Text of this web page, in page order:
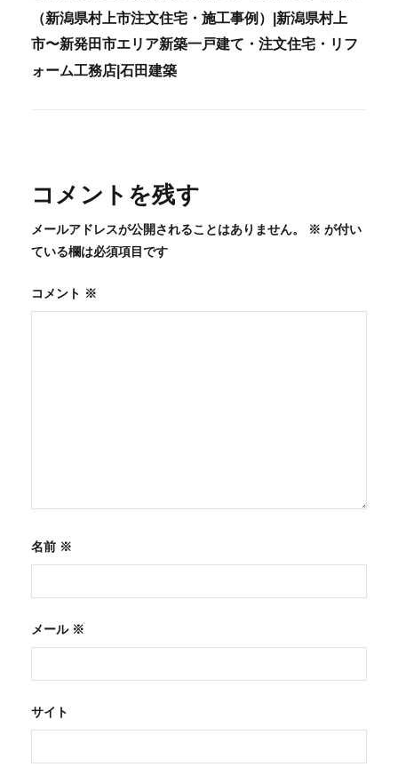
投
稿
シ
ン
（新潟県村上市注文住宅・施工事例）|新潟県村上
市〜新発田市エリア新築一戸建て・注文住宅・リフ
ォーム工務店|石田建築
コメントを残す
メールアドレスが公開されることはありません。 ※ が付い
ている欄は必須項目です
コメント ※
名前 ※
メール ※
サイト